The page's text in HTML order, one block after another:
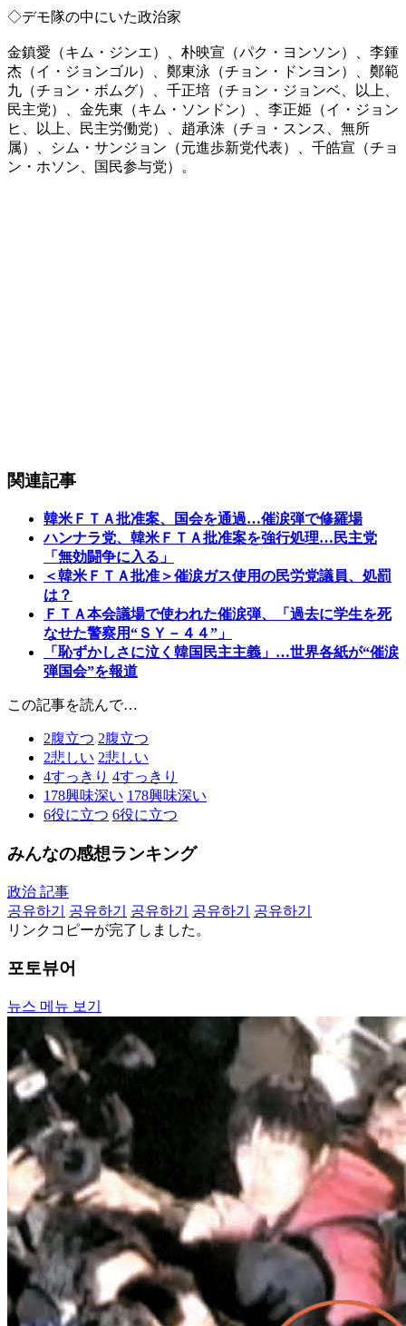
◇デモ隊の中にいた政治家
金鎮愛（キム・ジンエ）、朴映宣（パク・ヨンソン）、李鍾
杰（イ・ジョンゴル）、鄭東泳（チョン・ドンヨン）、鄭範
九（チョン・ボムグ）、千正培（チョン・ジョンベ、以上、
民主党）、金先東（キム・ソンドン）、李正姫（イ・ジョン
ヒ、以上、民主労働党）、趙承洙（チョ・スンス、無所
属）、シム・サンジョン（元進歩新党代表）、千皓宣（チョ
ン・ホソン、国民参与党）。
関連記事
韓米ＦＴＡ批准案、国会を通過…催涙弾で修羅場
ハンナラ党、韓米ＦＴＡ批准案を強行処理…民主党
「無効闘争に入る」
＜韓米ＦＴＡ批准＞催涙ガス使用の民労党議員、処罰
は？
ＦＴＡ本会議場で使われた催涙弾、「過去に学生を死
なせた警察用“ＳＹ－４４”」
「恥ずかしさに泣く韓国民主主義」…世界各紙が“催涙
弾国会”を報道
この記事を読んで…
2腹立つ 2腹立つ
2悲しい 2悲しい
4すっきり 4すっきり
178興味深い 178興味深い
6役に立つ 6役に立つ
みんなの感想ランキング
政治 記事
공유하기
공유하기 공유하기 공유하기
공유하기
リンクコピーが完了しました。
포토뷰어
뉴스 메뉴 보기